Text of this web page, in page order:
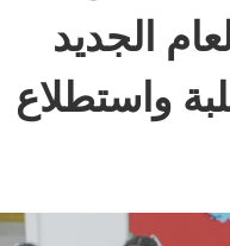
الجديد
واستطلاع